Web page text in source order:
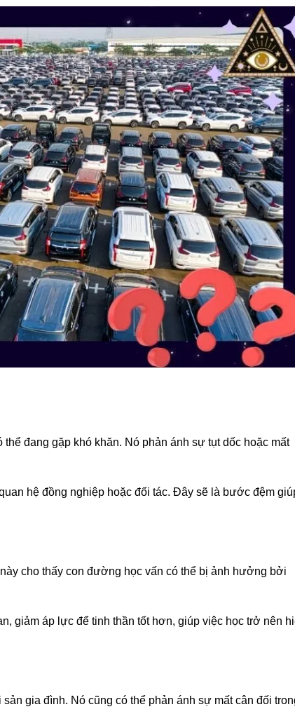
đang gặp khó khăn. Nó phản ánh sự tụt dốc hoặc mất
hệ đồng nghiệp hoặc đối tác. Đây sẽ là bước đệm
cho thấy con đường học vấn có thể bị ảnh hưởng bởi
giảm áp lực để tinh thần tốt hơn, giúp việc học trở nên
gia đình. Nó cũng có thể phản ánh sự mất cân đối